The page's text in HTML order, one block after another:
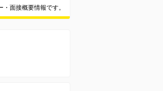
面接概要情報です。